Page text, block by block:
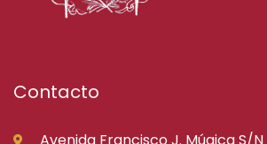
Contacto
Avenida Francisco J. Múgica S/